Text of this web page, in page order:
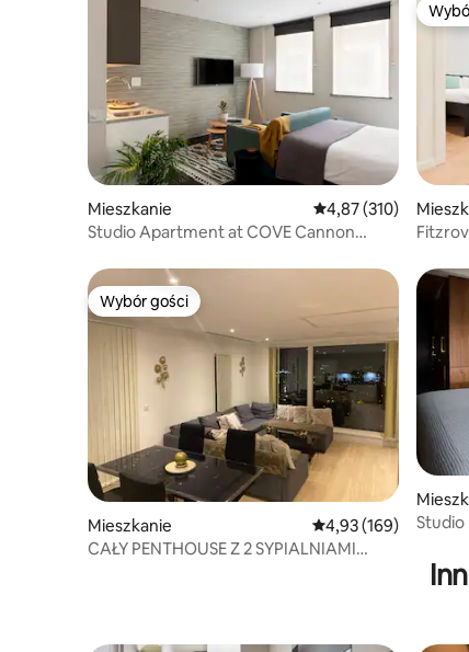
Mieszkanie Średnia ocena: 4,87
4,87 (310)
Studio Apartment at COVE Cannon
Wybór gości
Wybór gości
Mieszkanie Średnia ocena: 4,93
4,93 (169)
CAŁY PENTHOUSE Z 2 SYPIALNIAMI
Studio